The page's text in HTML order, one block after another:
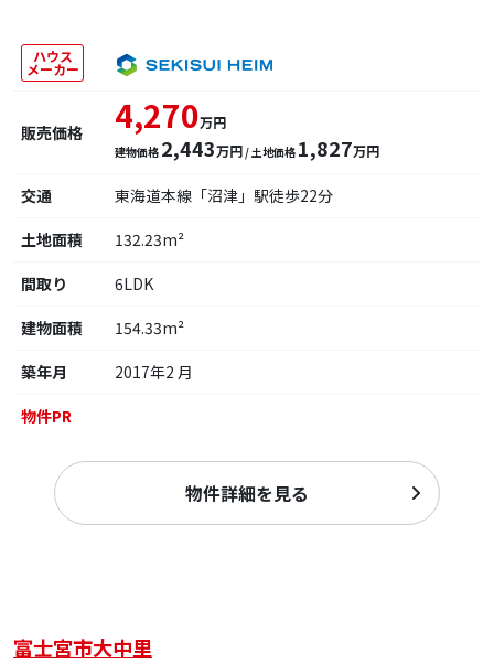
ハウス
メーカー
販売価格 4,270万円
建物価格 2,443万円/ 土地価格 1,827万円
交通
東海道本線「沼津」駅徒歩22分
土地面積
132.23m²
間取り
6LDK
建物面積
154.33m²
築年月
2017年2 月
物件PR
物件詳細を見る
富士宮市大中里